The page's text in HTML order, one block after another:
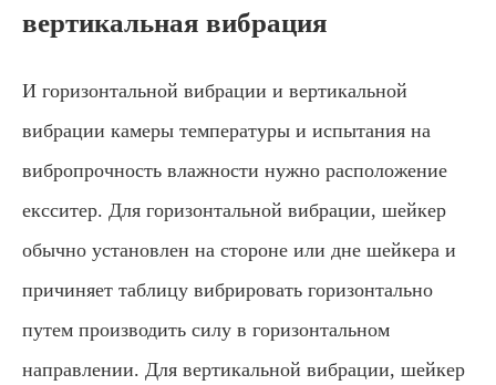
вертикальная вибрация
И горизонтальной вибрации и вертикальной
вибрации камеры температуры и испытания на
вибропрочность влажности нужно расположение
ексситер. Для горизонтальной вибрации, шейкер
обычно установлен на стороне или дне шейкера и
причиняет таблицу вибрировать горизонтально
путем производить силу в горизонтальном
направлении. Для вертикальной вибрации, шейкер